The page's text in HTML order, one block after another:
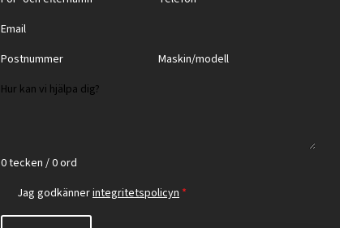
0 tecken / 0 ord
Jag godkännerintegritetspolicyn *